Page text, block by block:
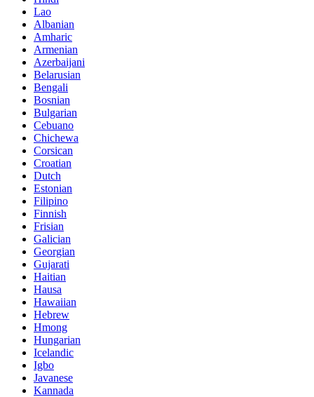
Lao
Albanian
Amharic
Armenian
Azerbaijani
Belarusian
Bengali
Bosnian
Bulgarian
Cebuano
Chichewa
Corsican
Croatian
Dutch
Estonian
Filipino
Finnish
Frisian
Galician
Georgian
Gujarati
Haitian
Hausa
Hawaiian
Hebrew
Hmong
Hungarian
Icelandic
Igbo
Javanese
Kannada